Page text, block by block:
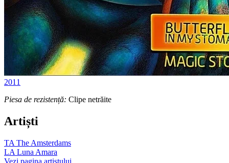
2011
Piesa de rezistență: Clipe netrăite
Artiști
TA The Amsterdams
LA Luna Amara
Vezi pagina artistului